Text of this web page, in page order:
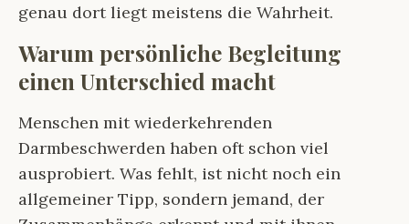
genau dort liegt meistens die Wahrheit.
Warum persönliche Begleitung
einen Unterschied macht
Menschen mit wiederkehrenden
Darmbeschwerden haben oft schon viel
ausprobiert. Was fehlt, ist nicht noch ein
allgemeiner Tipp, sondern jemand, der